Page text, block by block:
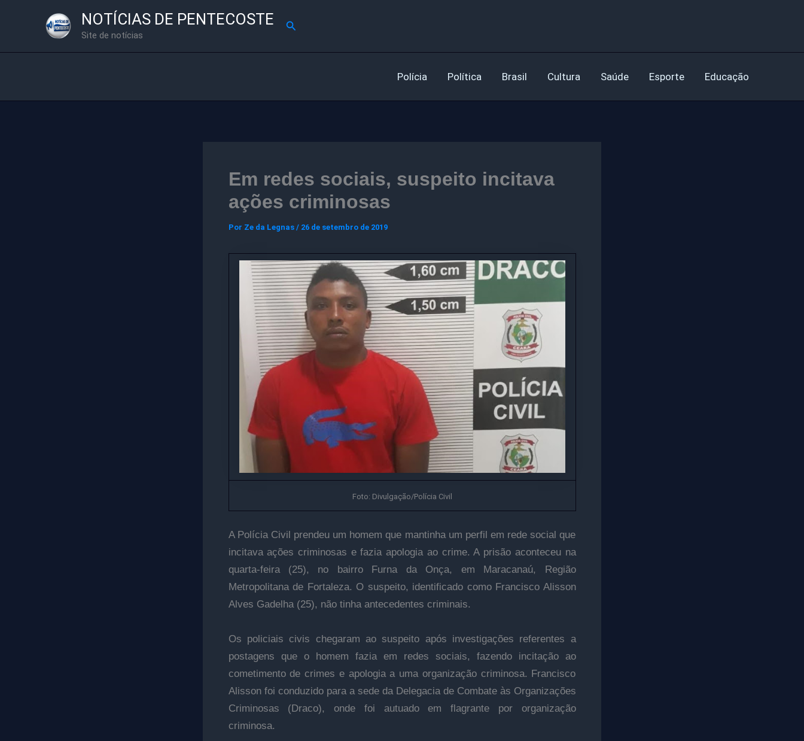
NOTÍCIAS DE PENTECOSTE
Site de notícias
Pesquisar
Polícia Política Brasil Cultura Saúde Esporte Educação
Em redes sociais, suspeito incitava
ações criminosas
Por Ze da Legnas / 26 de setembro de 2019
Foto: Divulgação/Polícia Civil
A Polícia Civil prendeu um homem que mantinha um perfil em rede social que
incitava ações criminosas e fazia apologia ao crime. A prisão aconteceu na
quarta-feira (25), no bairro Furna da Onça, em Maracanaú, Região
Metropolitana de Fortaleza. O suspeito, identificado como Francisco Alisson
Alves Gadelha (25), não tinha antecedentes criminais.
Os policiais civis chegaram ao suspeito após investigações referentes a
postagens que o homem fazia em redes sociais, fazendo incitação ao
cometimento de crimes e apologia a uma organização criminosa. Francisco
Alisson foi conduzido para a sede da Delegacia de Combate às Organizações
Criminosas (Draco), onde foi autuado em flagrante por organização
criminosa.